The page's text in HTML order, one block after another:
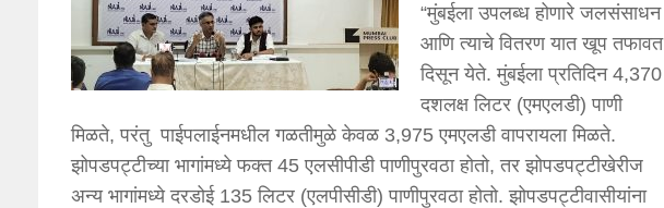
“मुंबईला उपलब्ध होणारे जलसंसाधन
आणि त्याचे वितरण यात खूप तफावत
दिसून येते. मुंबईला प्रतिदिन 4,370
दशलक्ष लिटर (एमएलडी) पाणी
मिळते, परंतु पाईपलाईनमधील गळतीमुळे केवळ 3,975 एमएलडी वापरायला मिळते.
झोपडपट्टीच्या भागांमध्ये फक्त 45 एलसीपीडी पाणीपुरवठा होतो, तर झोपडपट्टीखेरीज
अन्य भागांमध्ये दरडोई 135 लिटर (एलपीसीडी) पाणीपुरवठा होतो. झोपडपट्टीवासीयांना